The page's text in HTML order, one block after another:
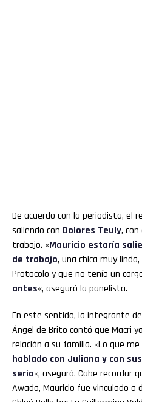
De acuerdo con la periodista, el
saliendo con Dolores Teuly,
trabajo. «Mauricio estaría
de trabajo, una chica muy
Protocolo y que no tenía un
antes«, aseguró la panelista.
En este sentido, la integrante
Ángel de Brito contó que Macri
relación a su familia. «Lo que
hablado con Juliana y con
serio«, aseguró. Cabe recordar
Awada, Mauricio fue vinculado